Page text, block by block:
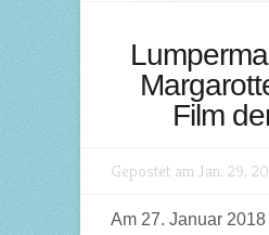
Film
Gepostet am Jan. 29,
Am 27. Januar